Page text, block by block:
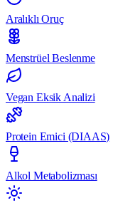
Aralıklı Oruç
Menstrüel Beslenme
Vegan Eksik Analizi
Protein Emici (DIAAS)
Alkol Metabolizması